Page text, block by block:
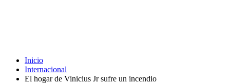
Inicio
Internacional
El hogar de Vinicius Jr sufre un incendio